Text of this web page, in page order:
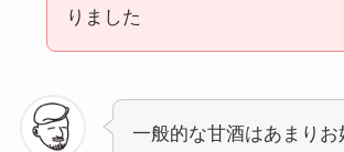
りました
一般的な甘酒はあまりお